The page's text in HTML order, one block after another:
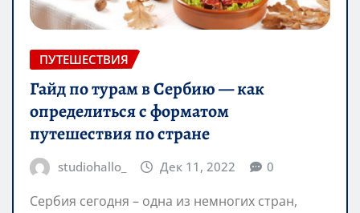
ПУТЕШЕСТВИЯ
Гайд по турам в Сербию — как
определиться с форматом
путешествия по стране
studiohallo_ Дек 11, 2022 0
Сербия сегодня – одна из немногих стран,